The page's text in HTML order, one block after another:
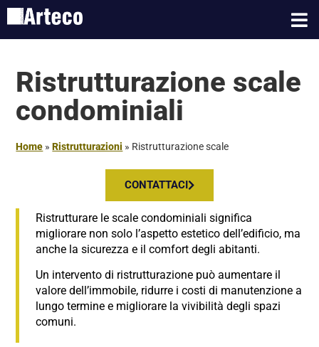
Ristrutturazione scale
condominiali
Home »Ristrutturazioni » Ristrutturazione scale
CONTATTACI
Ristrutturare le scale condominiali significa
migliorare non solo l’aspetto estetico dell’edificio, ma
anche la sicurezza e il comfort degli abitanti.
Un intervento di ristrutturazione può aumentare il
valore dell’immobile, ridurre i costi di manutenzione a
lungo termine e migliorare la vivibilità degli spazi
comuni.